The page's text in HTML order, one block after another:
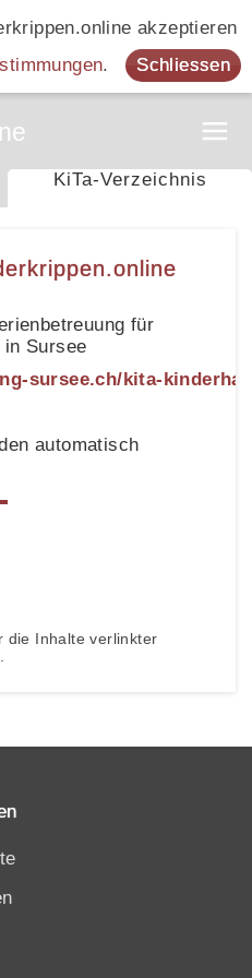
akzeptieren
. Schliessen
KiTa-Verzeichnis
für
in Sursee
sursee.ch/kita-
automatisch
die Inhalte verlinkter